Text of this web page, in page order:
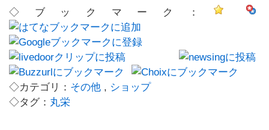
◇ブックマーク：
◇カテゴリ： その他 , ショップ
◇タグ： 丸栄